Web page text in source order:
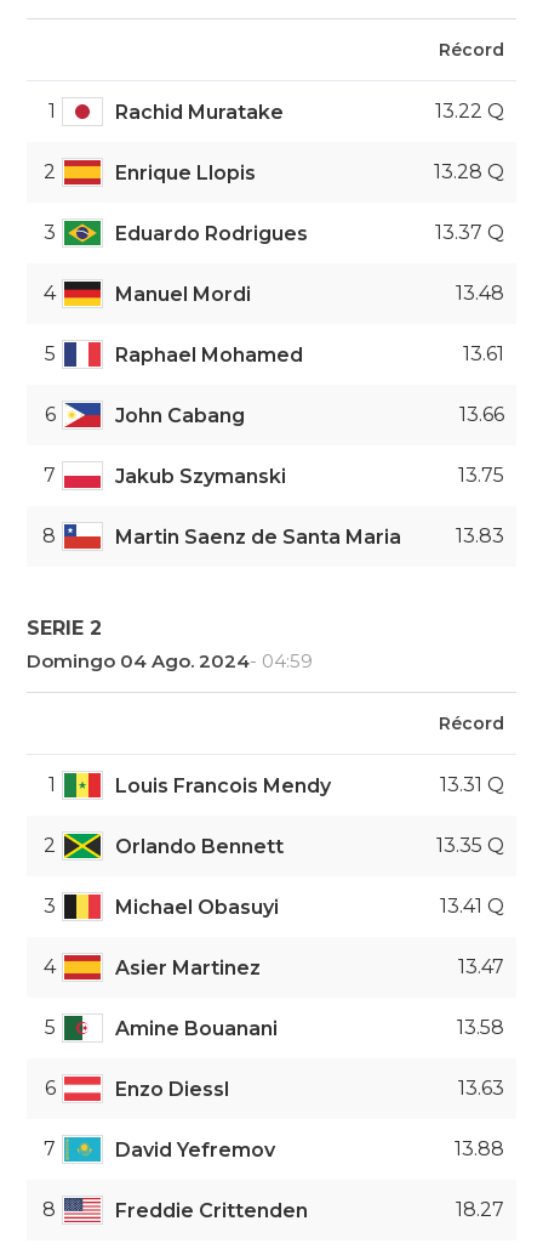
Récord
1 Rachid Muratake 13.22 Q
2 Enrique Llopis 13.28 Q
3 Eduardo Rodrigues 13.37 Q
4 Manuel Mordi 13.48
5 Raphael Mohamed 13.61
6 John Cabang 13.66
7 Jakub Szymanski 13.75
8 Martin Saenz de Santa Maria 13.83
SERIE 2
Domingo 04 Ago. 2024- 04:59
Récord
1 Louis Francois Mendy 13.31 Q
2 Orlando Bennett 13.35 Q
3 Michael Obasuyi 13.41 Q
4 Asier Martinez 13.47
5 Amine Bouanani 13.58
6 Enzo Diessl 13.63
7 David Yefremov 13.88
8 Freddie Crittenden 18.27